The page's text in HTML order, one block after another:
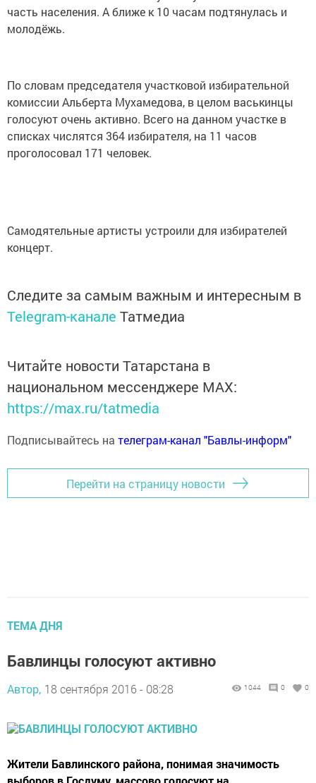
часть населения. А ближе к 10 часам подтянулась и
молодёжь.
По словам председателя участковой избирательной
комиссии Альберта Мухамедова, в целом васькинцы
голосуют очень активно. Всего на данном участке в
списках числятся 364 избирателя, на 11 часов
проголосовал 171 человек.
Самодятельные артисты устроили для избирателей
концерт.
Следите за самым важным и интересным в
Telegram-канале Татмедиа
Читайте новости Татарстана в
национальном мессенджере MАХ:
https://max.ru/tatmedia
Подписывайтесь на телеграм-канал "Бавлы-информ"
Перейти на страницу новости
ТЕМА ДНЯ
Бавлинцы голосуют активно
Автор, 18 сентября 2016 - 08:28 1044 0 0
Жители Бавлинского района, понимая значимость